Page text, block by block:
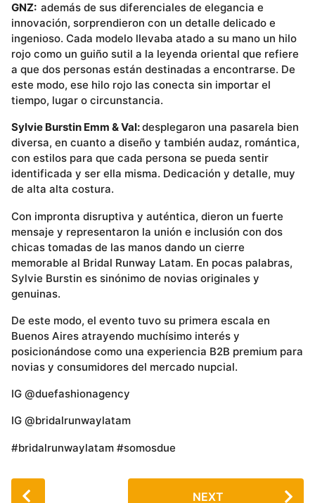
GNZ: además de sus diferenciales de elegancia e
innovación, sorprendieron con un detalle delicado e
ingenioso. Cada modelo llevaba atado a su mano un hilo
rojo como un guiño sutil a la leyenda oriental que refiere
a que dos personas están destinadas a encontrarse. De
este modo, ese hilo rojo las conecta sin importar el
tiempo, lugar o circunstancia.
Sylvie Burstin Emm & Val:desplegaron una pasarela bien
diversa, en cuanto a diseño y también audaz, romántica,
con estilos para que cada persona se pueda sentir
identificada y ser ella misma. Dedicación y detalle, muy
de alta alta costura.
Con impronta disruptiva y auténtica, dieron un fuerte
mensaje y representaron la unión e inclusión con dos
chicas tomadas de las manos dando un cierre
memorable al Bridal Runway Latam. En pocas palabras,
Sylvie Burstin es sinónimo de novias originales y
genuinas.
De este modo, el evento tuvo su primera escala en
Buenos Aires atrayendo muchísimo interés y
posicionándose como una experiencia B2B premium para
novias y consumidores del mercado nupcial.
IG @duefashionagency
IG @bridalrunwaylatam
#bridalrunwaylatam #somosdue
P
NEXT